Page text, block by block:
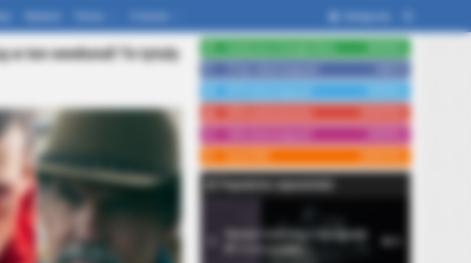
ten weekend! Te tytuły
Rękopis znaleziony w Saragossie
BRAINBERRIES
8 Movies Based On Real Stories That Give Us Shivers
End Of The Road: The Worst